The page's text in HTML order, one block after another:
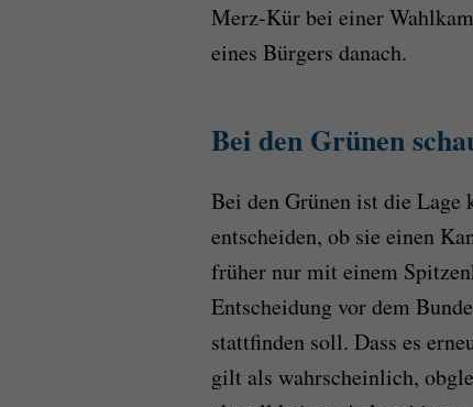
Merz-Kür bei einer
eines Bürgers danach.
Bei den Grünen
Bei den Grünen ist die Lage
entscheiden, ob sie einen
früher nur mit einem
Entscheidung vor dem
stattfinden soll. Dass es
gilt als wahrscheinlich,